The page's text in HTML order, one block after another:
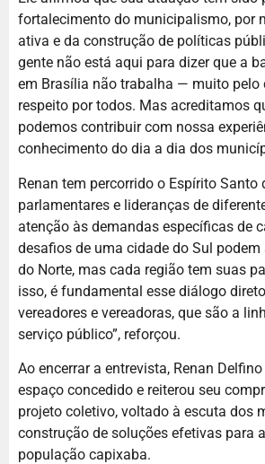
fortalecimento do municipalismo, por
ativa e da construção de políticas
gente não está aqui para dizer que a
em Brasília não trabalha — muito pelo
respeito por todos. Mas acreditamos
podemos contribuir com nossa
conhecimento do dia a dia dos
Renan tem percorrido o Espírito Santo
parlamentares e lideranças de
atenção às demandas específicas de
desafios de uma cidade do Sul podem
do Norte, mas cada região tem suas
isso, é fundamental esse diálogo
vereadores e vereadoras, que são a
serviço público”, reforçou.
Ao encerrar a entrevista, Renan
espaço concedido e reiterou seu
projeto coletivo, voltado à escuta dos
construção de soluções efetivas para a
população capixaba.